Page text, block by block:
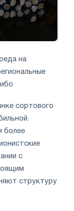
на
сортового
более
с
структуру